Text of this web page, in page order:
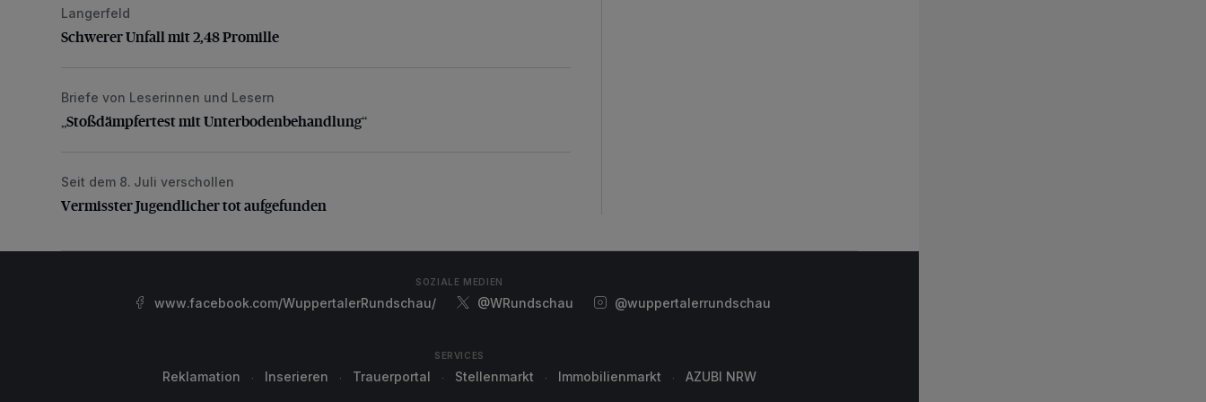
Schwerer Unfall mit 2,48 Promille
Langerfeld
Schwerer Unfall mit 2,48 Promille
„Stoßdämpfertest mit Unterbodenbehandlung“
Briefe von Leserinnen und Lesern
„Stoßdämpfertest mit Unterbodenbehandlung“
Vermisster Jugendlicher tot aufgefunden
Seit dem 8. Juli verschollen
Vermisster Jugendlicher tot aufgefunden
SOZIALE MEDIEN
www.facebook.com/WuppertalerRundschau/ @WRundschau @wuppertalerrundschau
SERVICES
Reklamation Inserieren Trauerportal Stellenmarkt Immobilienmarkt AZUBI NRW